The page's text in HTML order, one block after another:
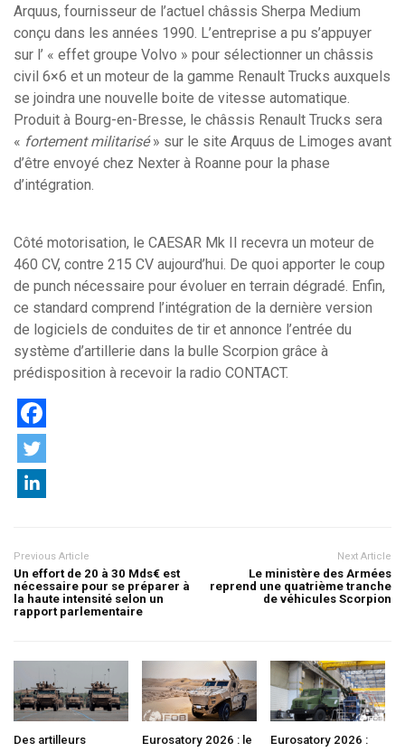
Arquus, fournisseur de l’actuel châssis Sherpa Medium
conçu dans les années 1990. L’entreprise a pu s’appuyer
sur l’ « effet groupe Volvo » pour sélectionner un châssis
civil 6×6 et un moteur de la gamme Renault Trucks auxquels
se joindra une nouvelle boite de vitesse automatique.
Produit à Bourg-en-Bresse, le châssis Renault Trucks sera
« fortement militarisé» sur le site Arquus de Limoges avant
d’être envoyé chez Nexter à Roanne pour la phase
d’intégration.
Côté motorisation, le CAESAR Mk II recevra un moteur de
460 CV, contre 215 CV aujourd’hui. De quoi apporter le coup
de punch nécessaire pour évoluer en terrain dégradé. Enfin,
ce standard comprend l’intégration de la dernière version
de logiciels de conduites de tir et annonce l’entrée du
système d’artillerie dans la bulle Scorpion grâce à
prédisposition à recevoir la radio CONTACT.
Previous Article
Un effort de 20 à 30 Mds€ est
nécessaire pour se préparer à
la haute intensité selon un
rapport parlementaire
Next Article
Le ministère des Armées
reprend une quatrième tranche
de véhicules Scorpion
Des artilleurs
Eurosatory 2026 : le
Eurosatory 2026 :